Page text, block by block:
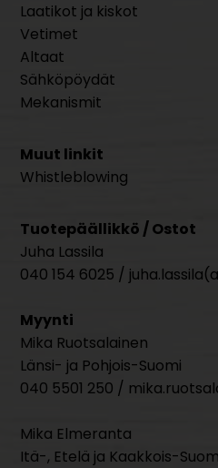
Laatikot ja kiskot
Vetimet
Altaat
Sähköpöydät
Mekanismit
Muut linkit
Whistleblowing
Tuotepäällikkö / Ostot
Juha Lassila
040 154 6025 /
Myynti
Mika Ruotsalainen
Länsi- ja Pohjois-Suomi
040 5501 250 /
Mika Elmeranta
Itä-, Etelä ja Kaakkois-